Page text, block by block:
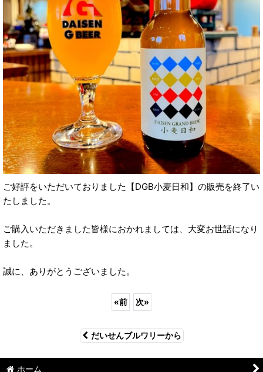
ご好評をいただいておりました【DGB小麦日和】の販売を終了い
たしました。
ご購入いただきました皆様におかれましては、大変お世話になり
ました。
誠に、ありがとうございました。
«前 次»
だいせんブルワリーから
ホーム